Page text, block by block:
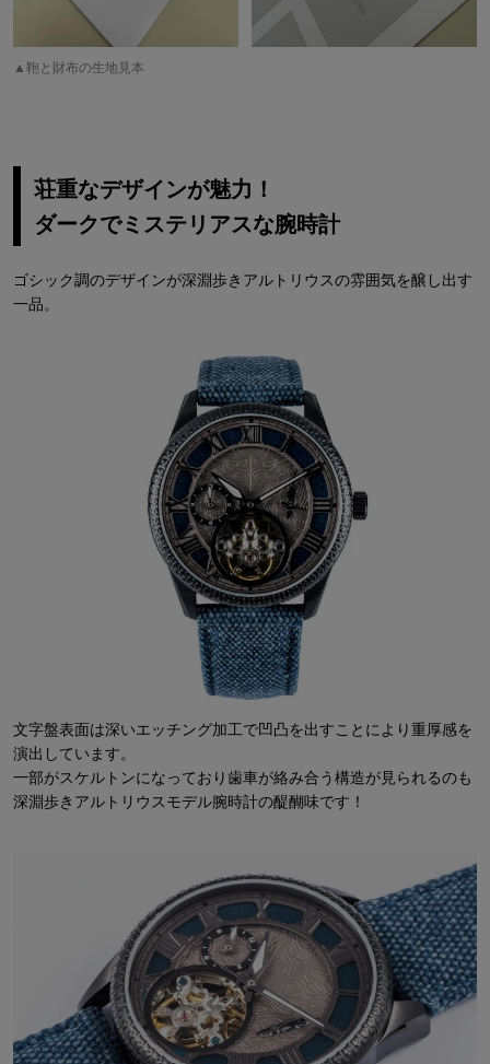
▲鞄と財布の生地見本
荘重なデザインが魅力！
ダークでミステリアスな腕時計
ゴシック調のデザインが深淵歩きアルトリウスの雰囲気を醸し出す
一品。
文字盤表面は深いエッチング加工で凹凸を出すことにより重厚感を
演出しています。
一部がスケルトンになっており歯車が絡み合う構造が見られるのも
深淵歩きアルトリウスモデル腕時計の醍醐味です！